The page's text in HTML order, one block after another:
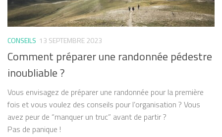
CONSEILS 13 SEPTEMBRE 2023
Comment préparer une randonnée pédestre
inoubliable ?
Vous envisagez de préparer une randonnée pour la première
fois et vous voulez des conseils pour l’organisation ? Vous
avez peur de “manquer un truc” avant de partir ?
Pas de panique !